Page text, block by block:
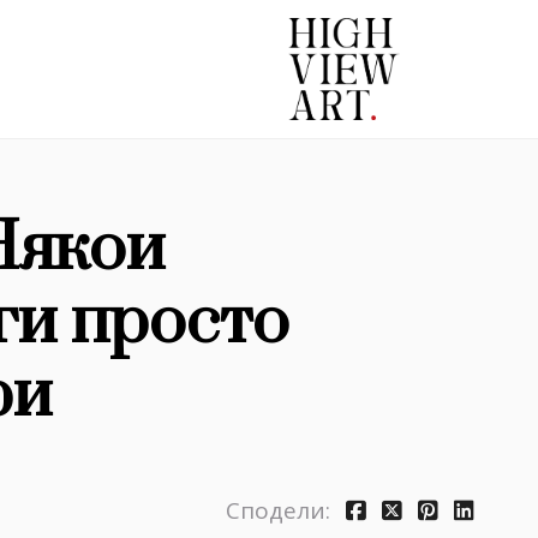
просто
Сподели: